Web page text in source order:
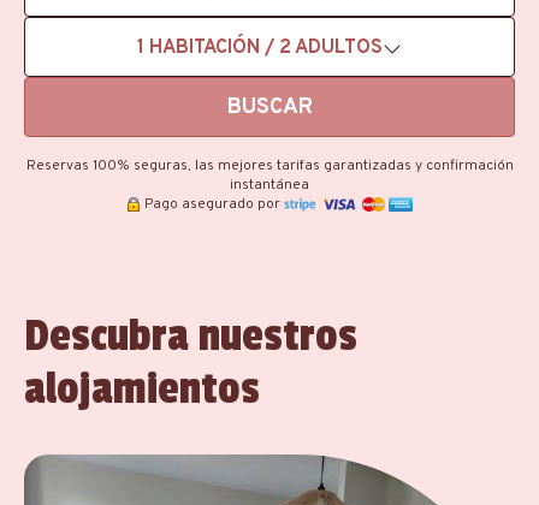
1 HABITACIÓN / 2 ADULTOS
BUSCAR
Reservas 100% seguras, las mejores tarifas garantizadas y confirmación
instantánea
Pago asegurado por
Descubra nuestros
alojamientos